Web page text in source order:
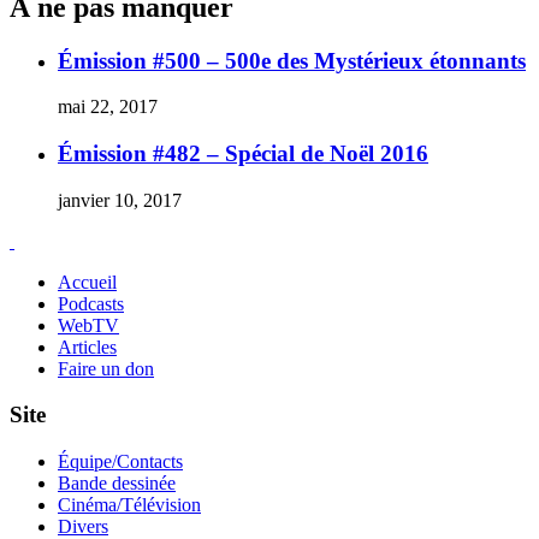
À ne pas manquer
Émission #500 – 500e des Mystérieux étonnants
mai 22, 2017
Émission #482 – Spécial de Noël 2016
janvier 10, 2017
Accueil
Podcasts
WebTV
Articles
Faire un don
Site
Équipe/Contacts
Bande dessinée
Cinéma/Télévision
Divers